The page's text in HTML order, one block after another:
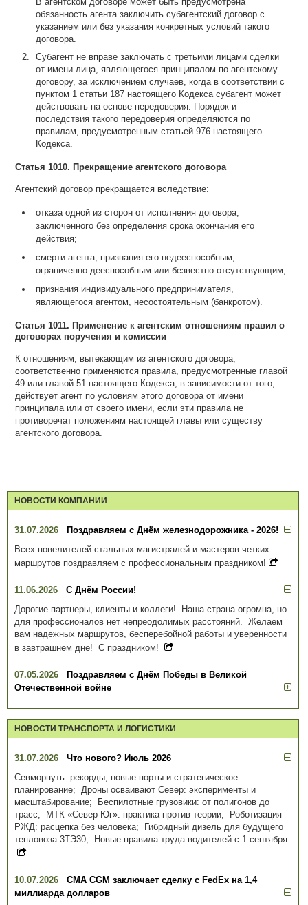
обязанность агента заключить субагентский договор с
указанием или без указания конкретных условий такого
договора.
Субагент не вправе заключать с третьими лицами сделки
от имени лица, являющегося принципалом по агентскому
договору, за исключением случаев, когда в соответствии с
пунктом 1 статьи 187 настоящего Кодекса субагент может
действовать на основе передоверия. Порядок и
последствия такого передоверия определяются по
правилам, предусмотренным статьей 976 настоящего
Кодекса.
Статья 1010. Прекращение агентского договора
Агентский договор прекращается вследствие:
отказа одной из сторон от исполнения договора,
заключенного без определения срока окончания его
действия;
смерти агента, признания его недееспособным,
ограниченно дееспособным или безвестно отсутствующим;
признания индивидуального предпринимателя,
являющегося агентом, несостоятельным (банкротом).
Статья 1011. Применение к агентским отношениям правил о
договорах поручения и комиссии
К отношениям, вытекающим из агентского договора,
соответственно применяются правила, предусмотренные главой
49 или главой 51 настоящего Кодекса, в зависимости от того,
действует агент по условиям этого договора от имени
принципала или от своего имени, если эти правила не
противоречат положениям настоящей главы или существу
агентского договора.
НОВОСТИ КОМПАНИИ
31.07.2026
Поздравляем с Днём железнодорожника - 2026!
Всех повелителей стальных магистралей и мастеров четких
маршрутов поздравляем с профессиональным праздником!
11.06.2026
С Днём России!
Дорогие партнеры, клиенты и коллеги! Наша страна огромна, но
для профессионалов нет непреодолимых расстояний. Желаем
вам надежных маршрутов, бесперебойной работы и уверенности
в завтрашнем дне! С праздником!
07.05.2026
Поздравляем с Днём Победы в Великой
Отечественной войне
НОВОСТИ ТРАНСПОРТА И ЛОГИСТИКИ
31.07.2026
Что нового? Июль 2026
Севморпуть: рекорды, новые порты и стратегическое
планирование; Дроны осваивают Север: эксперименты и
масштабирование; Беспилотные грузовики: от полигонов до
трасс; МТК «Север-Юг»: практика против теории; Роботизация
РЖД: расцепка без человека; Гибридный дизель для будущего
тепловоза 3ТЭ30; Новые правила труда водителей с 1 сентября.
10.07.2026
CMA CGM заключает сделку с FedEx на 1,4
миллиарда долларов